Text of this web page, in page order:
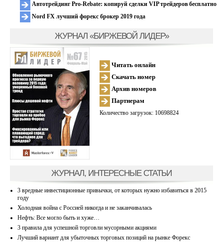
Автотрейдинг Pro-Rebate: копируй сделки VIP трейдеров бесплатно
Nord FX лучший форекс брокер 2019 года
ЖУРНАЛ «БИРЖЕВОЙ ЛИДЕР»
Читать онлайн
Скачать номер
Архив номеров
Партнерам
Количество загрузок: 10698824
ЖУРНАЛ, ИНТЕРЕСНЫЕ СТАТЬИ
3 вредные инвестиционные привычки, от которых нужно избавиться в 2015
году
Холодная война с Россией никогда и не заканчивалась
Нефть: Все могло быть и хуже…
3 правила для успешной торговли мусорными акциями
Лучший вариант для убыточных торговых позиций на рынке Форекс